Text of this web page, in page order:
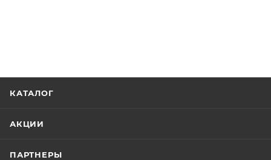
КАТАЛОГ
АКЦИИ
ПАРТНЕРЫ